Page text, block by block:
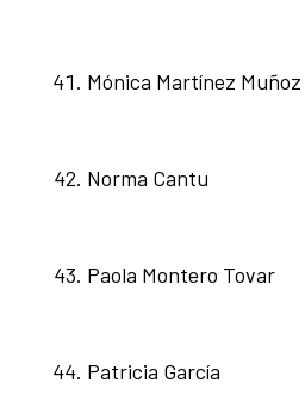
Mónica Martínez Muñoz
Norma Cantu
Paola Montero Tovar
Patricia García